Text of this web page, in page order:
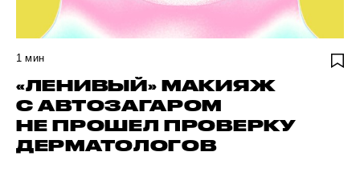
1 мин
«ЛЕНИВЫЙ» МАКИЯЖ
С АВТОЗАГАРОМ
НЕ ПРОШЕЛ ПРОВЕРКУ
ДЕРМАТОЛОГОВ